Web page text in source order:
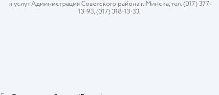
и услуг Администрация Советского района г. Минска, тел. (017) 377-
13-93, (017) 318-13-33.